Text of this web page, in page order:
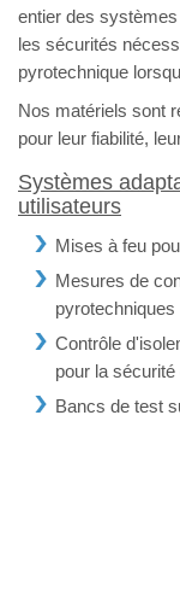
entier des
les sécurités
pyrotechnique
Nos matériels sont
pour leur fiabilité,
Systèmes
utilisateurs
Mises à feu
Mesures de
pyrotechniques
Contrôle
pour la
Bancs de test